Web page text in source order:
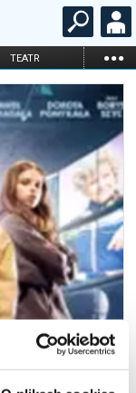
TEATR ...
STAND-UP
KARNETY